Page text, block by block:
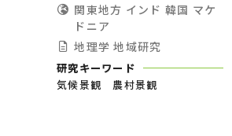
関東地方 インド 韓国 マケ
ドニア
地理学 地域研究
研究キーワード
気候景観 農村景観